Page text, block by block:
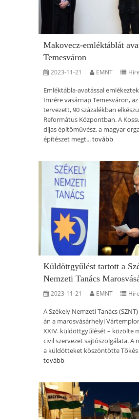
Makovecz-emléktáblát
Temesváron
2023-11-21 EMNT
Emléktábla-avatással
Imrére vasárnap Temesváron,
tervezett, 90 százalékban
Református Központban. A
díjas építőművész, a magyar
építészet megt...tovább
Küldöttgyűlést tartott a
Nemzeti Tanács
2023-11-21 EMNT
A Székely Nemzeti Tanács
án a marosvásárhelyi
XXIV. küldöttgyűlését – közölte
civil szervezet sajtószolgálata. A
a küldötteket köszöntötte Tőkés
tovább